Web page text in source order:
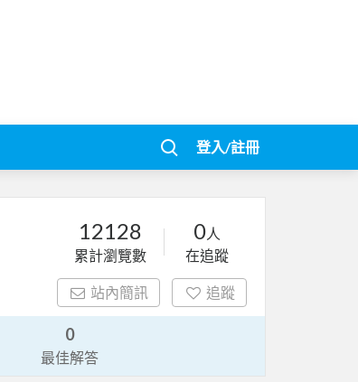
登入/註冊
12128
累計瀏覽數
0人
在追蹤
站內簡訊 追蹤
0
最佳解答